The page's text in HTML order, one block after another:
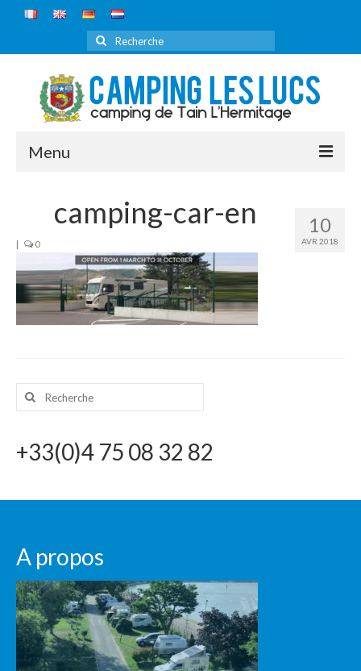
Rechercher
Menu
DÉCOUVRIR
TARIFS
RÉSERVATION
CONTACT
10
AVR 2018
camping-car-en
| 0
Rechercher
+33(0)4 75 08 32 82
A propos